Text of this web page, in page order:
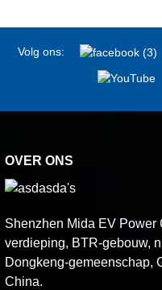
Volg ons:
OVER ONS
Shenzhen Mida EV Power
verdieping, BTR-gebouw,
Dongkeng-gemeenschap,
China.